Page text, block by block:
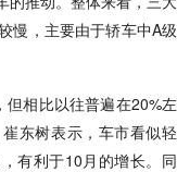
慢，主要由于轿车中A级
相比以往普遍在20%左
东树表示，车市看似轻
有利于10月的增长。同